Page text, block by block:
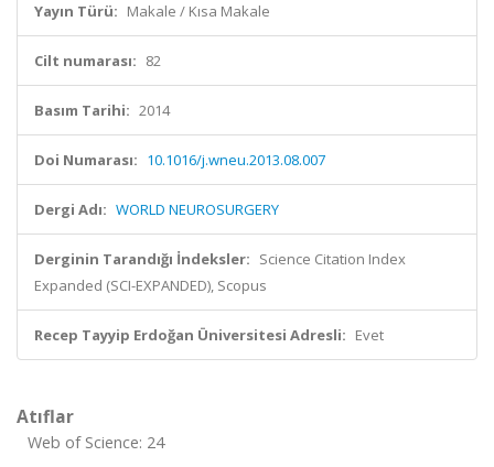
Yayın Türü: Makale / Kısa Makale
Cilt numarası: 82
Basım Tarihi: 2014
Doi Numarası: 10.1016/j.wneu.2013.08.007
Dergi Adı: WORLD NEUROSURGERY
Derginin Tarandığı İndeksler: Science Citation Index
Expanded (SCI-EXPANDED), Scopus
Recep Tayyip Erdoğan Üniversitesi Adresli: Evet
Atıflar
Web of Science: 24